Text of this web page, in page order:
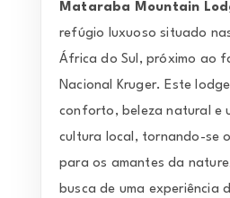
Mataraba Mountain
refúgio luxuoso situado
África do Sul, próximo ao
Nacional Kruger. Este
conforto, beleza natural e
cultura local, tornando-se
para os amantes da
busca de uma experiência